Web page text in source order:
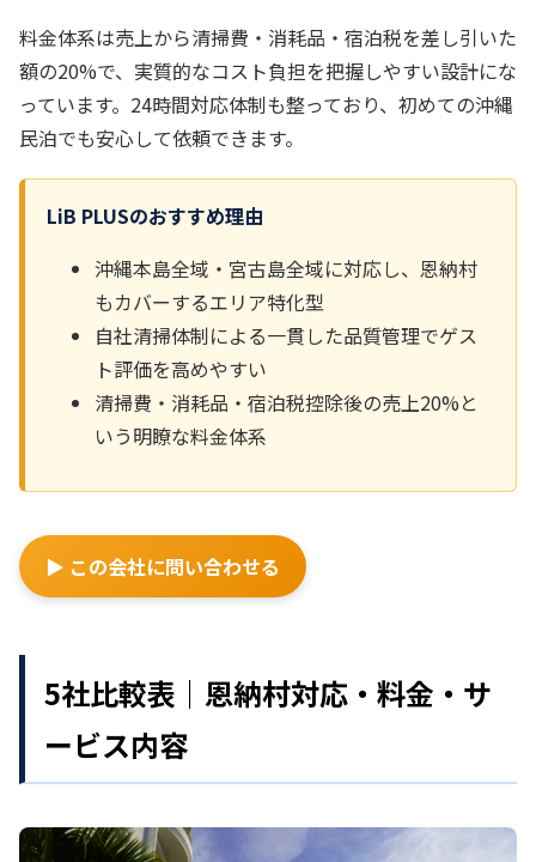
料金体系は売上から清掃費・消耗品・宿泊税を差し引いた
額の20%で、実質的なコスト負担を把握しやすい設計にな
っています。24時間対応体制も整っており、初めての沖縄
民泊でも安心して依頼できます。
LiB PLUSのおすすめ理由
沖縄本島全域・宮古島全域に対応し、恩納村
もカバーするエリア特化型
自社清掃体制による一貫した品質管理でゲス
ト評価を高めやすい
清掃費・消耗品・宿泊税控除後の売上20%と
いう明瞭な料金体系
▶ この会社に問い合わせる
5社比較表｜恩納村対応・料金・サ
ービス内容